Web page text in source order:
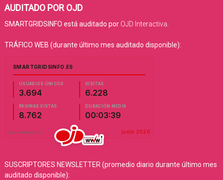
AUDITADO POR OJD
SMARTGRIDSINFO está auditado por OJD Interactiva
TRÁFICO WEB (durante último mes auditado disponible):
SUSCRIPTORES NEWSLETTER (promedio diario durante último mes
auditado disponible):